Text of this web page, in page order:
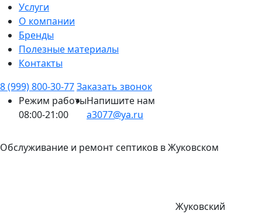
Услуги
О компании
Бренды
Полезные материалы
Контакты
8 (999) 800-30-77Заказать звонок
Режим работы
08:00-21:00
Напишите нам
a3077@ya.ru
Обслуживание и ремонт септиков в Жуковском
Жуковский